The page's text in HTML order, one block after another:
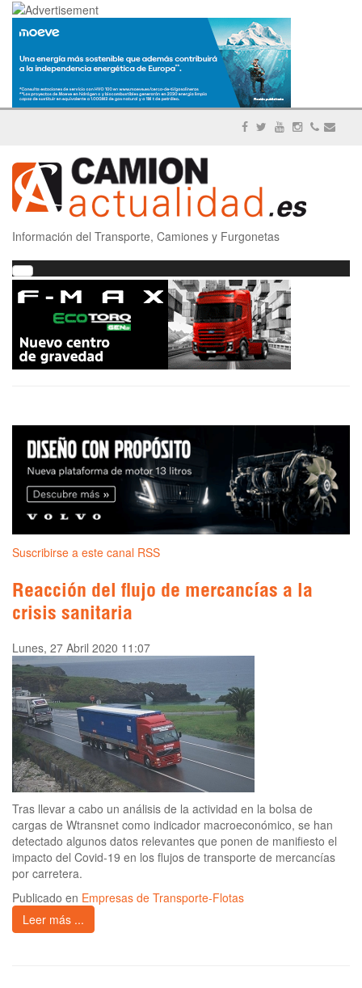
Información del Transporte, Camiones y Furgonetas
Suscribirse a este canal RSS
Reacción del flujo de mercancías a la
crisis sanitaria
Lunes, 27 Abril 2020 11:07
Tras llevar a cabo un análisis de la actividad en la bolsa de
cargas de Wtransnet como indicador macroeconómico, se han
detectado algunos datos relevantes que ponen de manifiesto el
impacto del Covid-19 en los flujos de transporte de mercancías
por carretera.
Publicado en Empresas de Transporte-Flotas
Leer más ...